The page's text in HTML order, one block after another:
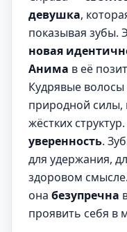
девушка,
показывая зубы.
новая
Анима в её
Кудрявые
природной
жёстких
уверенность.
для удержания,
здоровом
она безупречна
проявить себя в